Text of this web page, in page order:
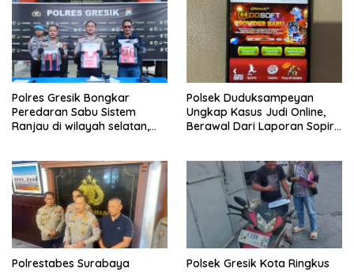
Polres Gresik Bongkar
Peredaran Sabu Sistem
Ranjau di wilayah selatan,
Polsek Duduksampeyan
Ungkap Kasus Judi Online,
Berawal Dari Laporan Sopir
Polrestabes Surabaya
Polsek Gresik Kota Ringkus